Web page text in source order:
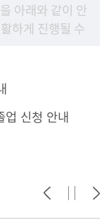
아래와 같이 안
하게 진행될 수
업 신청 안내